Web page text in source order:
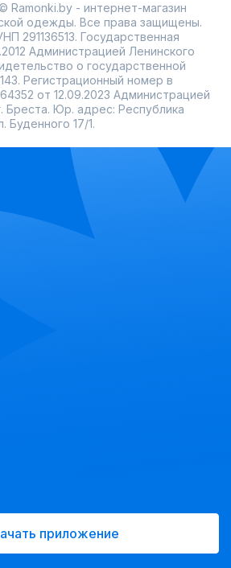
Ramonki.by - интернет-магазин
одежды. Все права защищены.
291136513. Государственная
Администрацией Ленинского
о государственной
Регистрационный номер в
от 12.09.2023 Администрацией
Бреста. Юр. адрес: Республика
Буденного 17/1.
приложение